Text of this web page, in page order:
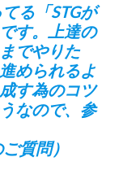
る「STGが
す。上達の
でやりた
められるよ
す為のコツ
なので、参
質問）